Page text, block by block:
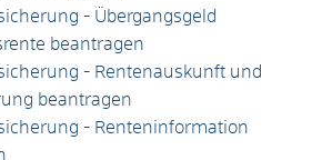
- Übergangsgeld
beantragen
- Rentenauskunft und
beantragen
- Renteninformation